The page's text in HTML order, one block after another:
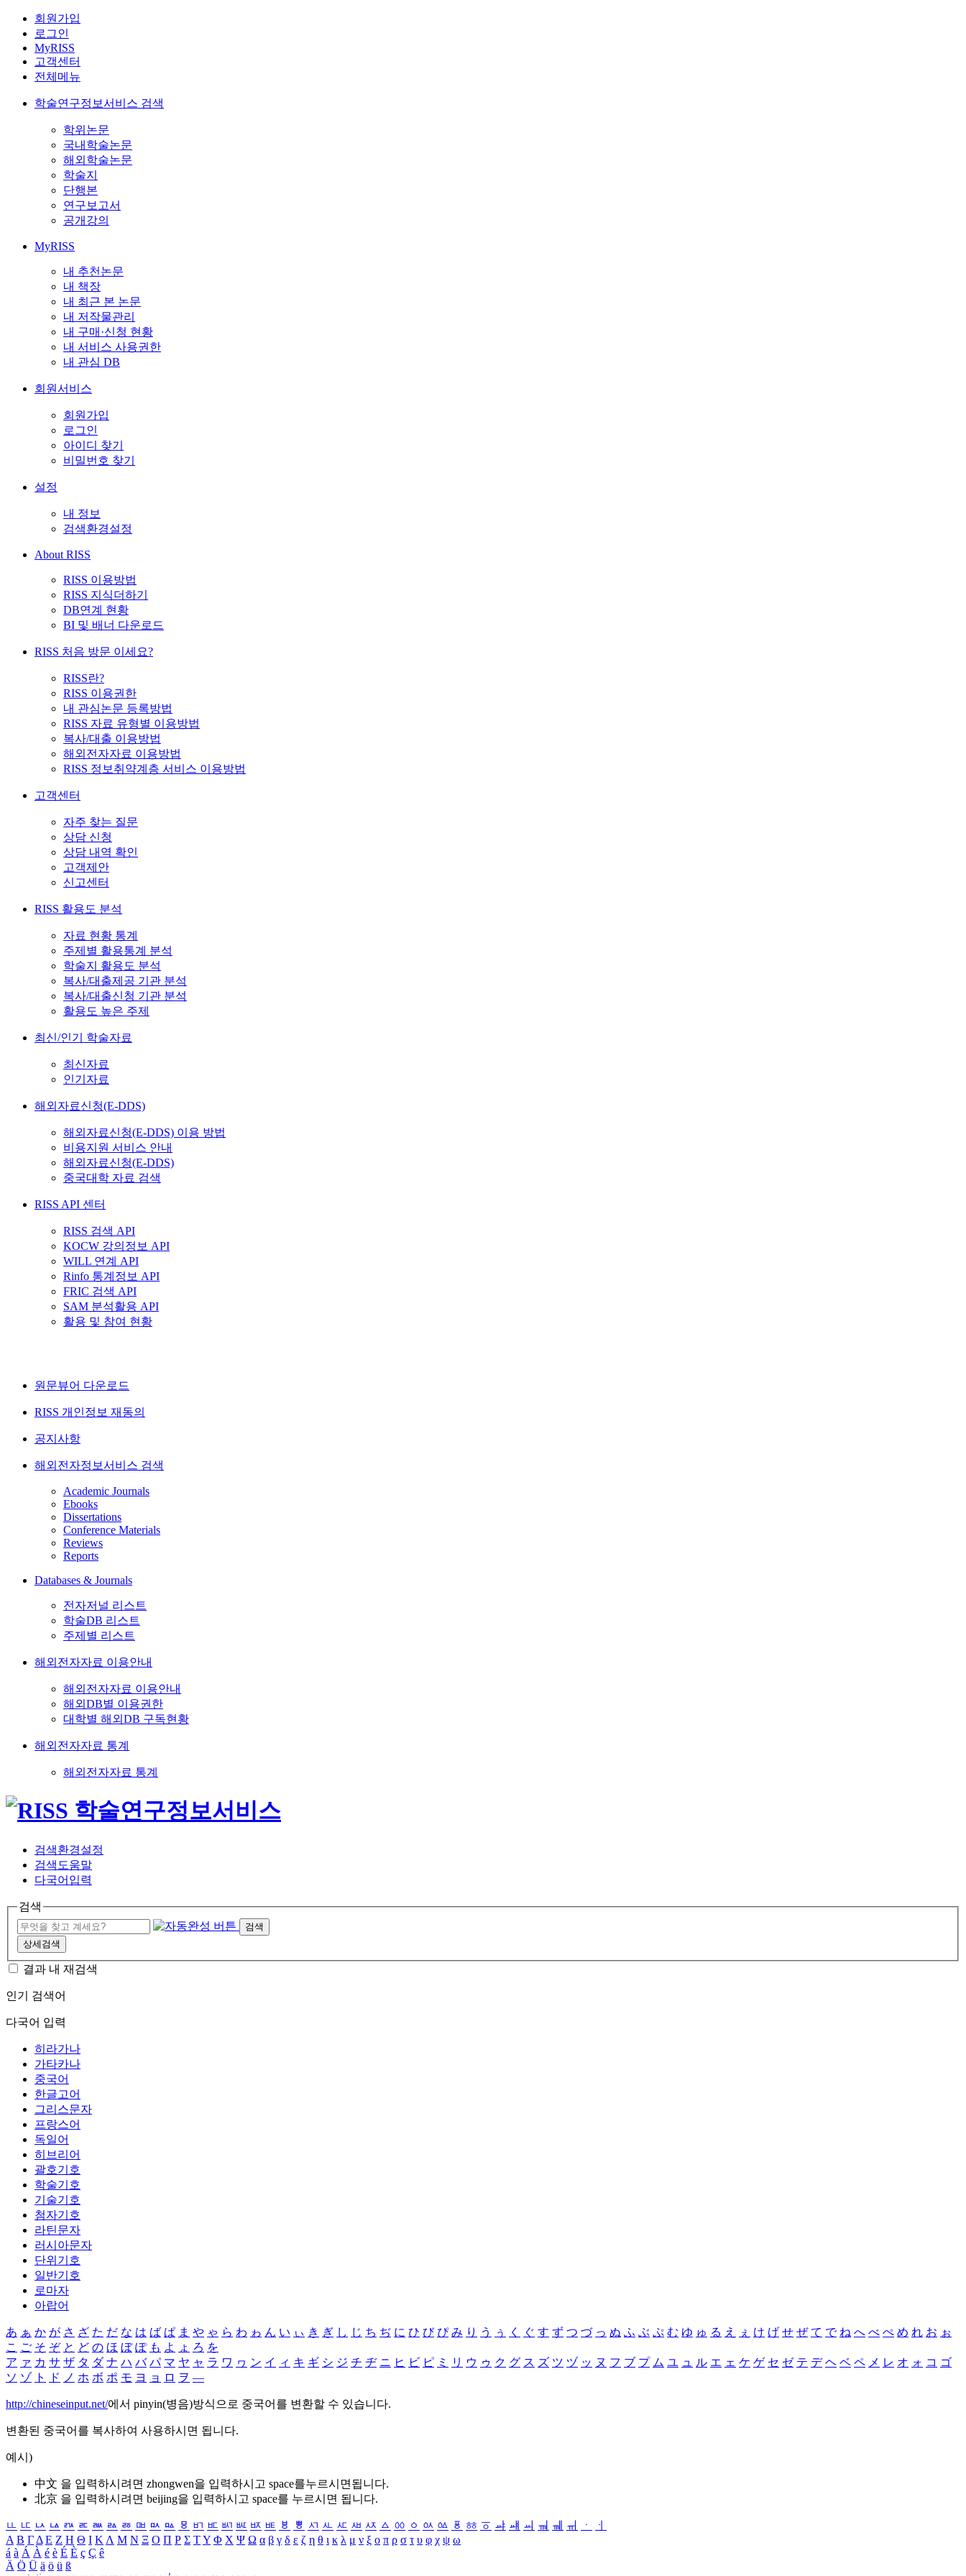
회원가입
로그인
MyRISS
고객센터
전체메뉴
학술연구정보서비스 검색
학위논문
국내학술논문
해외학술논문
학술지
단행본
연구보고서
공개강의
MyRISS
내 추천논문
내 책장
내 최근 본 논문
내 저작물관리
내 구매·신청 현황
내 서비스 사용권한
내 관심 DB
회원서비스
회원가입
로그인
아이디 찾기
비밀번호 찾기
설정
내 정보
검색환경설정
About RISS
RISS 이용방법
RISS 지식더하기
DB연계 현황
BI 및 배너 다운로드
RISS 처음 방문 이세요?
RISS란?
RISS 이용권한
내 관심논문 등록방법
RISS 자료 유형별 이용방법
복사/대출 이용방법
해외전자자료 이용방법
RISS 정보취약계층 서비스 이용방법
고객센터
자주 찾는 질문
상담 신청
상담 내역 확인
고객제안
신고센터
RISS 활용도 분석
자료 현황 통계
주제별 활용통계 분석
학술지 활용도 분석
복사/대출제공 기관 분석
복사/대출신청 기관 분석
활용도 높은 주제
최신/인기 학술자료
최신자료
인기자료
해외자료신청(E-DDS)
해외자료신청(E-DDS) 이용 방법
비용지원 서비스 안내
해외자료신청(E-DDS)
중국대학 자료 검색
RISS API 센터
RISS 검색 API
KOCW 강의정보 API
WILL 연계 API
Rinfo 통계정보 API
FRIC 검색 API
SAM 분석활용 API
활용 및 참여 현황
원문뷰어 다운로드
RISS 개인정보 재동의
공지사항
해외전자정보서비스 검색
Academic Journals
Ebooks
Dissertations
Conference Materials
Reviews
Reports
Databases & Journals
전자저널 리스트
학술DB 리스트
주제별 리스트
해외전자자료 이용안내
해외전자자료 이용안내
해외DB별 이용권한
대학별 해외DB 구독현황
해외전자자료 통계
해외전자자료 통계
검색환경설정
검색도움말
다국어입력
검색
검색
상세검색
결과 내 재검색
인기 검색어
다국어 입력
히라가나
가타카나
중국어
한글고어
그리스문자
프랑스어
독일어
히브리어
괄호기호
학술기호
기술기호
첨자기호
라틴문자
러시아문자
단위기호
일반기호
로마자
아랍어
あ ぁ か が さ ざ た だ な は ば ぱ ま や ゃ ら わ ゎ ん い ぃ き ぎ し じ ち ぢ に ひ び ぴ み り う ぅ く ぐ す ず つ づ っ ぬ ふ ぶ ぷ む ゆ ゅ る え ぇ け げ せ ぜ て で ね へ べ ぺ め れ お ぉ
こ ご そ ぞ と ど の ほ ぼ ぽ も よ ょ ろ を
ア ァ カ サ ザ タ ダ ナ ハ バ パ マ ヤ ャ ラ ワ ヮ ン イ ィ キ ギ シ ジ チ ヂ ニ ヒ ビ ピ ミ リ ウ ゥ ク グ ス ズ ツ ヅ ッ ヌ フ ブ プ ム ユ ュ ル エ ェ ケ ゲ セ ゼ テ デ ヘ ベ ペ メ レ オ ォ コ ゴ
ソ ゾ ト ド ノ ホ ボ ポ モ ヨ ョ ロ ヲ ―
http://chineseinput.net/에서 pinyin(병음)방식으로 중국어를 변환할 수 있습니다.
변환된 중국어를 복사하여 사용하시면 됩니다.
예시)
中文 을 입력하시려면 zhongwen을 입력하시고 space를누르시면됩니다.
北京 을 입력하시려면 beijing을 입력하시고 space를 누르시면 됩니다.
ㅥ ㅦ ㅧ ㅨ ㅩ ㅪ ㅫ ㅬ ㅭ ㅮ ㅯ ㅰ ㅱ ㅲ ㅳ ㅴ ㅵ ㅶ ㅷ ㅸ ㅹ ㅺ ㅻ ㅼ ㅽ ㅾ ㅿ ㆀ ㆁ ㆂ ㆃ ㆄ ㆅ ㆆ ㆇ ㆈ ㆉ ㆊ ㆋ ㆌ ㆍ
ㆎ
Α Β ΓΔ Ε Ζ Η Θ Ι ΚΛ Μ Ν Ξ Ο Π Ρ Σ ΤΥ Φ Χ Ψ Ω α β γ δ ε ζ η θ ι κ λ μ ν ξ ο π ρ σ τ υ φ χ ψ ω
á à Á À é è É È ç Ç ê
Ä Ö Ü ä ö ü ß